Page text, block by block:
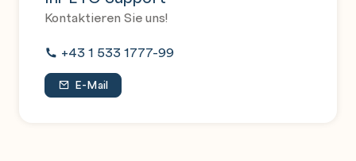
Kontaktieren Sie uns!
+43 1 533 1777-99
E-Mail